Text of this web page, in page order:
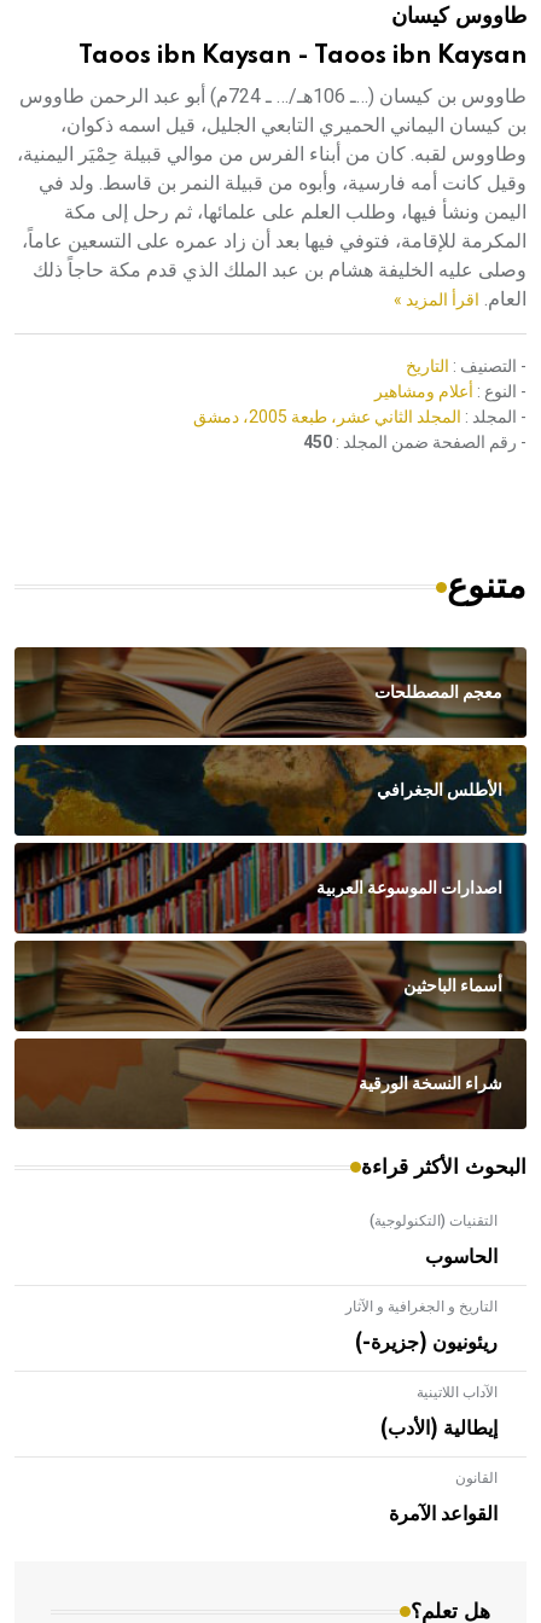
هيئة الموسوعة العربية تطلق موسوعات جديدة في عام 2026طاووس كيسان
Taoos ibn Kaysan - Taoos ibn Kaysan
طاووس بن كيسان (…ـ 106هـ/… ـ 724م) أبو عبد الرحمن طاووس
بن كيسان اليماني الحميري التابعي الجليل، قيل اسمه ذكوان،
وطاووس لقبه. كان من أبناء الفرس من موالي قبيلة حِمْيَر اليمنية،
وقيل كانت أمه فارسية، وأبوه من قبيلة النمر بن قاسط. ولد في
اليمن ونشأ فيها، وطلب العلم على علمائها، ثم رحل إلى مكة
المكرمة للإقامة، فتوفي فيها بعد أن زاد عمره على التسعين عاماً،
وصلى عليه الخليفة هشام بن عبد الملك الذي قدم مكة حاجاً ذلك
العام. اقرأ المزيد »
- التصنيف : التاريخ
- النوع : أعلام ومشاهير
- المجلد : المجلد الثاني عشر، طبعة 2005، دمشق
- رقم الصفحة ضمن المجلد : 450
متنوع
معجم المصطلحات
الأطلس الجغرافي
اصدارات الموسوعة العربية
أسماء الباحثين
شراء النسخة الورقية
البحوث الأكثر قراءة
التقنيات (التكنولوجية)
الحاسوب
التاريخ و الجغرافية و الآثار
ريئونيون (جزيرة-)
الآداب اللاتينية
إيطالية (الأدب)
القانون
القواعد الآمرة
هل تعلم؟
- هل تعلم أن الأبلق نوع من الفنون الهندسية التي ارتبطت
بالعمارة الإسلامية في بلاد الشام ومصر خاصة، حيث يحرص
المعمار على بناء مداميكه وخاصة في الواجهات